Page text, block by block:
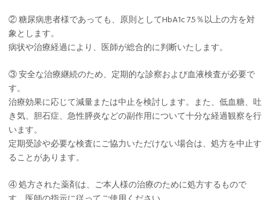
② 糖尿病患者様であっても、原則としてHbA1c 7.5％以上の方を対
象とします。
病状や治療経過により、医師が総合的に判断いたします。
③ 安全な治療継続のため、定期的な診察および血液検査が必要で
す。
治療効果に応じて減量または中止を検討します。また、低血糖、吐
き気、胆石症、急性膵炎などの副作用について十分な経過観察を行
います。
定期受診や必要な検査にご協力いただけない場合は、処方を中止す
ることがあります。
④ 処方された薬剤は、ご本人様の治療のために処方するもので